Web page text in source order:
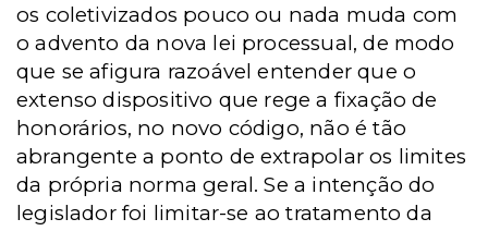
os coletivizados pouco ou nada muda com
o advento da nova lei processual, de modo
que se afigura razoável entender que o
extenso dispositivo que rege a fixação de
honorários, no novo código, não é tão
abrangente a ponto de extrapolar os limites
da própria norma geral. Se a intenção do
legislador foi limitar-se ao tratamento da